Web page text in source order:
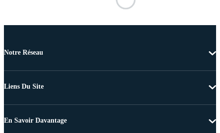
Notre Réseau
Liens Du Site
En Savoir Davantage